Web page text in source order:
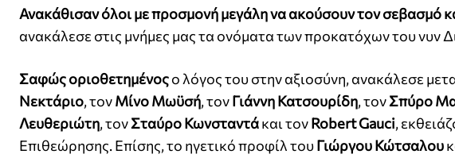
Ανακάθισαν όλοι με προσμονή μεγάλη να ακούσουν τον
ανακάλεσε στις μνήμες μας τα ονόματα των προκατόχων του νυν
Σαφώς οριοθετημένοςο λόγος του στην αξιοσύνη, ανακάλεσε
Νεκτάριο, τονΜίνο Μωϋσή, τονΓιάννη Κατσουρίδη, τονΣπύρο
Λευθεριώτη, τονΣταύρο Κωνσταντάκαι τονRobert Gauci,
Επιθεώρησης. Επίσης, το ηγετικό προφίλ τουΓιώργου Κώτσαλου